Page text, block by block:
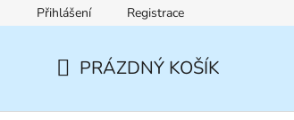
Pravidla zákaznických slev
Přihlášení Registrace
PRÁZDNÝ KOŠÍK